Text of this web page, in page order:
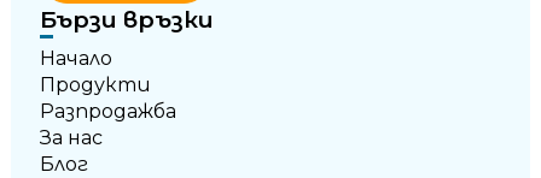
Бързи връзки
Начало
Продукти
Разпродажба
За нас
Блог